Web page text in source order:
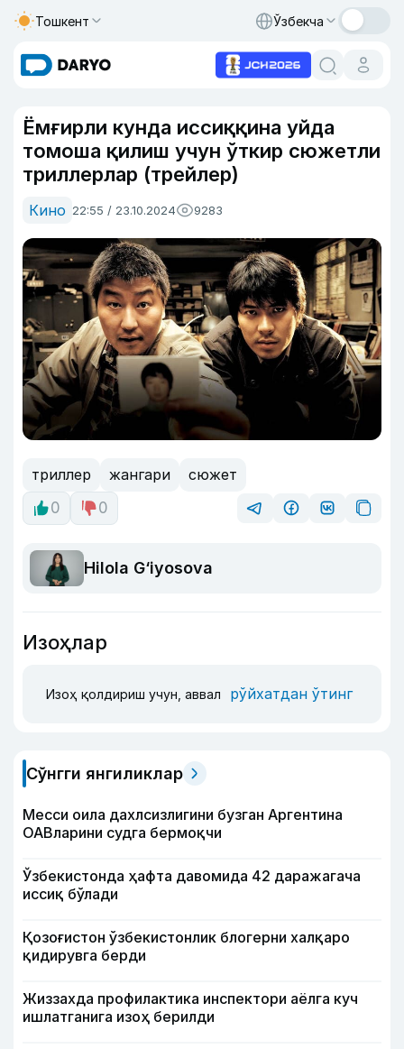
Тошкент Ўзбекча
Ёмғирли кунда иссиққина уйда
томоша қилиш учун ўткир сюжетли
триллерлар (трейлер)
Кино 22:55 / 23.10.2024 9283
триллер жангари
сюжет
0
0
Hilola G‘iyosova
Изоҳлар
Изоҳ қолдириш учун, аввал рўйхатдан ўтинг
Сўнгги янгиликлар
Месси оила дахлсизлигини бузган Аргентина
ОАВларини судга бермоқчи
Ўзбекистонда ҳафта давомида 42 даражагача
иссиқ бўлади
Қозоғистон ўзбекистонлик блогерни халқаро
қидирувга берди
Жиззахда профилактика инспектори аёлга куч
ишлатганига изоҳ берилди